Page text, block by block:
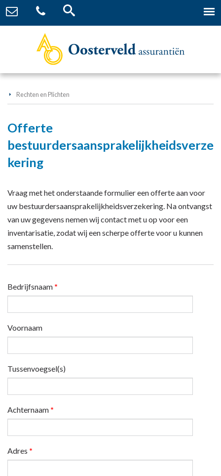
Rechten en Plichten
Offerte
bestuurdersaansprakelijkheidsverze
kering
Vraag met het onderstaande formulier een offerte aan voor
uw bestuurdersaansprakelijkheidsverzekering. Na ontvangst
van uw gegevens nemen wij contact met u op voor een
inventarisatie, zodat wij een scherpe offerte voor u kunnen
samenstellen.
Bedrijfsnaam *
Voornaam
Tussenvoegsel(s)
Achternaam *
Adres *